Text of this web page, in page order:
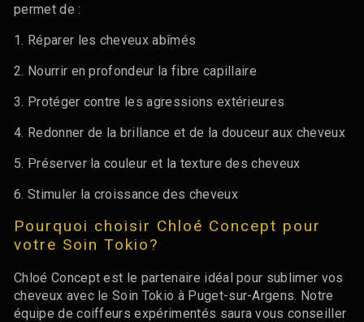
permet de :
1. Réparer les cheveux abîmés
2. Nourrir en profondeur la fibre capillaire
3. Protéger contre les agressions extérieures
4. Redonner de la brillance et de la douceur aux cheveux
5. Préserver la couleur et la texture des cheveux
6. Stimuler la croissance des cheveux
Pourquoi choisir Chloé Concept pour
votre Soin Tokio?
Chloé Concept est le partenaire idéal pour sublimer vos
cheveux avec le Soin Tokio à Puget-sur-Argens. Notre
équipe de coiffeurs expérimentés saura vous conseiller